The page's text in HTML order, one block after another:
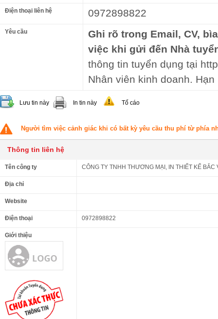
Điện thoại liên hệ 0972898822
Yêu cầu
Ghi rõ trong Email, CV,
việc khi gửi đến Nhà
thông tin tuyển dụng tại
Nhân viên kinh doanh.
Lưu tin này In tin này Tố cáo
Người tìm việc cảnh giác khi có bất kỳ yêu cầu thu phí từ phía
Thông tin liên hệ
Tên công ty CÔNG TY TNHH THƯƠNG MẠI, IN THIẾT KẾ BẮC
Địa chỉ
Website
Điện thoại 0972898822
Giới thiệu